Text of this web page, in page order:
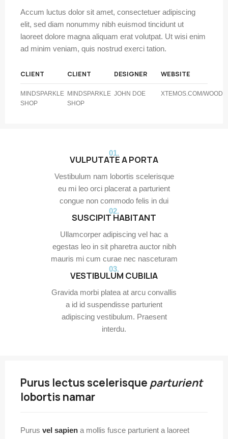
Accum luctus dolor sit amet, consectetuer adipiscing
elit, sed diam nonummy nibh euismod tincidunt ut
laoreet dolore magna aliquam erat volutpat. Ut wisi enim
ad minim veniam, quis nostrud exerci tation.
CLIENT
MINDSPARKLE
SHOP
CLIENT
MINDSPARKLE
SHOP
DESIGNER
JOHN DOE
WEBSITE
XTEMOS.COM/WOOD
01.
VULPUTATE A PORTA
Vestibulum nam lobortis scelerisque
eu mi leo orci placerat a parturient
congue non commodo felis in dui
02.
SUSCIPIT HABITANT
Ullamcorper adipiscing vel hac a
egestas leo in sit pharetra auctor nibh
mauris mi cum curae nec nasceturam
03.
VESTIBULUM CUBILIA
Gravida morbi platea at arcu convallis
a id id suspendisse parturient
adipiscing vestibulum. Praesent
interdu.
Purus lectus scelerisque parturient
lobortis namar
Purus vel sapien a mollis fusce parturient a laoreet